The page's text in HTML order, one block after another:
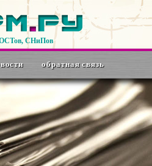
СНиПов
обратная связь